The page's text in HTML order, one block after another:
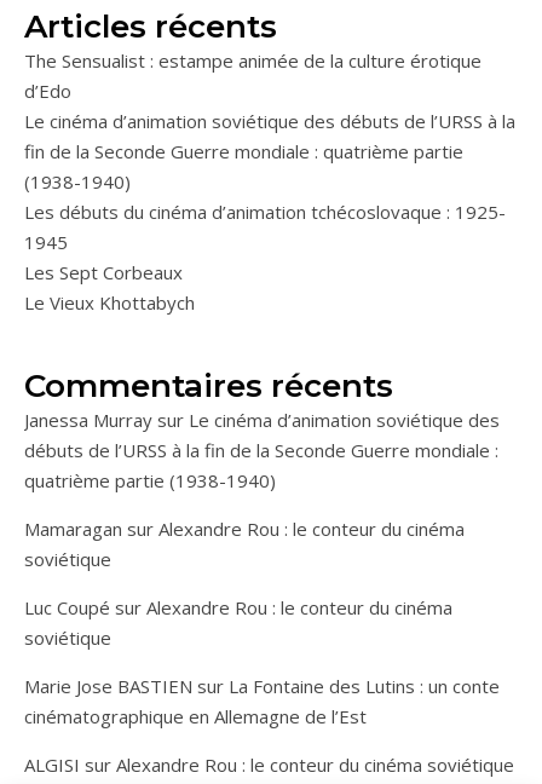
Articles récents
The Sensualist : estampe animée de la culture érotique
d’Edo
Le cinéma d’animation soviétique des débuts de l’URSS à la
fin de la Seconde Guerre mondiale : quatrième partie
(1938-1940)
Les débuts du cinéma d’animation tchécoslovaque : 1925-
1945
Les Sept Corbeaux
Le Vieux Khottabych
Commentaires récents
Janessa Murray sur Le cinéma d’animation soviétique des
débuts de l’URSS à la fin de la Seconde Guerre mondiale :
quatrième partie (1938-1940)
Mamaragan sur Alexandre Rou : le conteur du cinéma
soviétique
Luc Coupé sur Alexandre Rou : le conteur du cinéma
soviétique
Marie Jose BASTIEN sur La Fontaine des Lutins : un conte
cinématographique en Allemagne de l’Est
ALGISI sur Alexandre Rou : le conteur du cinéma soviétique